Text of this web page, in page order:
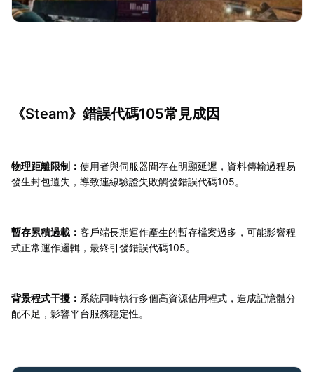
《Steam》錯誤代碼105常見成因
物理距離限制： 使用者與伺服器間存在明顯延遲，資料傳輸過程易
發生封包遺失，導致連線驗證失敗觸發錯誤代碼105。
暫存累積過載： 客戶端長期運作產生的暫存檔案過多，可能影響程
式正常運作邏輯，最終引發錯誤代碼105。
背景程式干擾： 系統同時執行多個高資源佔用程式，造成記憶體分
配不足，影響平台服務穩定性。